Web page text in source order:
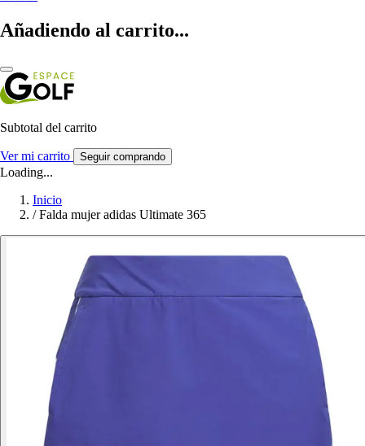
Añadiendo al carrito...
Subtotal del carrito
Ver mi carrito Seguir comprando
Loading...
Inicio
/ Falda mujer adidas Ultimate 365